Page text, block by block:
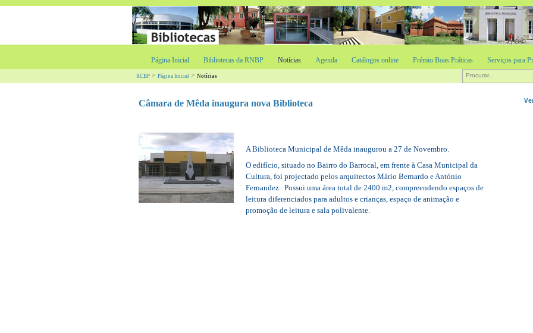
Página Inicial Bibliotecas da RNBP Notícias Agenda Catálogos online Prémio Boas Práticas Serviços para
RCBP > Página Inicial > Notícias
Câmara de Mêda inaugura nova Biblioteca
A Biblioteca Municipal de Mêda inaugurou a 27 de Novembro.
O edifício, situado no Bairro do Barrocal, em frente à Casa Municipal da
Cultura, foi projectado pelos arquitectos Mário Bernardo e António
Fernandez. Possui uma área total de 2400 m2, compreendendo espaços de
leitura diferenciados para adultos e crianças, espaço de animação e
promoção de leitura e sala polivalente.